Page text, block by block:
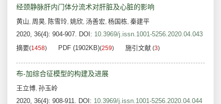
经颈静脉肝内门体分流术对肝脏及心脏的影响
黄山, 周昊, 陈雪玲, 姚欣, 汤善宏, 杨国栋, 秦建平
2020, 36(4): 904-907. DOI: 10.3969/j.issn.1001-5256.2020.04.043
摘要(1458) PDF (1902KB)(259) 施引文献 (3)
布-加综合征模型的构建及进展
王立博, 孙玉岭
2020, 36(4): 908-911. DOI: 10.3969/j.issn.1001-5256.2020.04.044